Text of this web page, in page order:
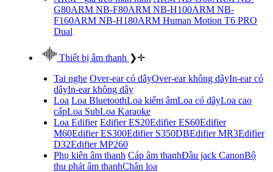
G80ARM NB-F80ARM NB-H100ARM NB-
F160ARM NB-H180ARM Human Motion T6 PRO
Dual
Thiết bị âm thanh ❯✛
Tai nghe Over-ear có dâyOver-ear không dâyIn-ear có
dâyIn-ear không dây
Loa Loa BluetoothLoa kiểm âmLoa có dâyLoa cao
cấpLoa SubLoa Karaoke
Loa Edifier Edifier ES20Edifier ES60Edifier
M60Edifier ES300Edifier S350DBEdifier MR3Edifier
D32Edifier MP260
Phụ kiên âm thanh Cáp âm thanhĐầu jack CanonBộ
thu phát âm thanhChân loa